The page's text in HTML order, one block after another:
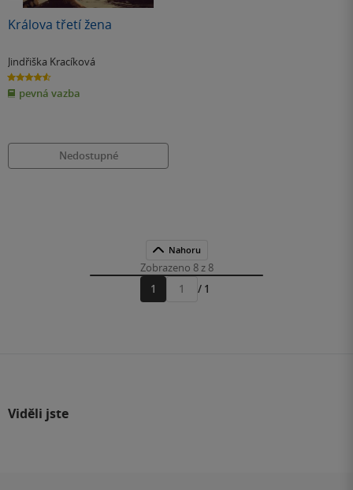
Králova třetí žena
Jindřiška Kracíková
4.6
z
5
hvězdiček
pevná vazba
Nedostupné
Nahoru
Zobrazeno 8 z 8
1
Přejít
/ 1
Viděli jste